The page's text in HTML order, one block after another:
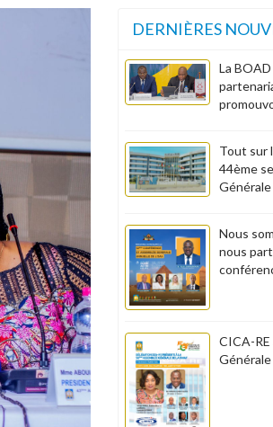
DERNIÈRES
La
Tout sur
44ème
Nous
nous
CICA-RE
Générale